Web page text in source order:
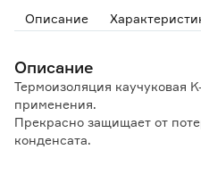
Описание
Описание
Термоизоляция каучуковая
применения.
Прекрасно защищает от
конденсата.